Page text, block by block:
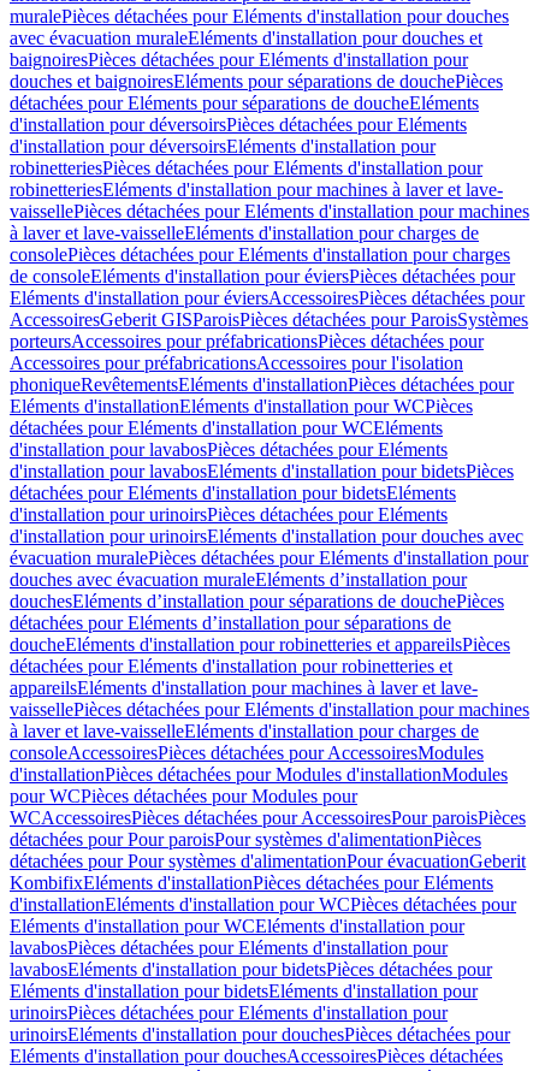
muralePièces détachées pour Eléments d'installation pour douches
avec évacuation muraleEléments d'installation pour douches et
baignoiresPièces détachées pour Eléments d'installation pour
douches et baignoiresEléments pour séparations de douchePièces
détachées pour Eléments pour séparations de doucheEléments
d'installation pour déversoirsPièces détachées pour Eléments
d'installation pour déversoirsEléments d'installation pour
robinetteriesPièces détachées pour Eléments d'installation pour
robinetteriesEléments d'installation pour machines à laver et lave-
vaissellePièces détachées pour Eléments d'installation pour machines
à laver et lave-vaisselleEléments d'installation pour charges de
consolePièces détachées pour Eléments d'installation pour charges
de consoleEléments d'installation pour éviersPièces détachées pour
Eléments d'installation pour éviersAccessoiresPièces détachées pour
AccessoiresGeberit GISParoisPièces détachées pour ParoisSystèmes
porteursAccessoires pour préfabricationsPièces détachées pour
Accessoires pour préfabricationsAccessoires pour l'isolation
phoniqueRevêtementsEléments d'installationPièces détachées pour
Eléments d'installationEléments d'installation pour WCPièces
détachées pour Eléments d'installation pour WCEléments
d'installation pour lavabosPièces détachées pour Eléments
d'installation pour lavabosEléments d'installation pour bidetsPièces
détachées pour Eléments d'installation pour bidetsEléments
d'installation pour urinoirsPièces détachées pour Eléments
d'installation pour urinoirsEléments d'installation pour douches avec
évacuation muralePièces détachées pour Eléments d'installation pour
douches avec évacuation muraleEléments d’installation pour
douchesEléments d’installation pour séparations de douchePièces
détachées pour Eléments d’installation pour séparations de
doucheEléments d'installation pour robinetteries et appareilsPièces
détachées pour Eléments d'installation pour robinetteries et
appareilsEléments d'installation pour machines à laver et lave-
vaissellePièces détachées pour Eléments d'installation pour machines
à laver et lave-vaisselleEléments d'installation pour charges de
consoleAccessoiresPièces détachées pour AccessoiresModules
d'installationPièces détachées pour Modules d'installationModules
pour WCPièces détachées pour Modules pour
WCAccessoiresPièces détachées pour AccessoiresPour paroisPièces
détachées pour Pour paroisPour systèmes d'alimentationPièces
détachées pour Pour systèmes d'alimentationPour évacuationGeberit
KombifixEléments d'installationPièces détachées pour Eléments
d'installationEléments d'installation pour WCPièces détachées pour
Eléments d'installation pour WCEléments d'installation pour
lavabosPièces détachées pour Eléments d'installation pour
lavabosEléments d'installation pour bidetsPièces détachées pour
Eléments d'installation pour bidetsEléments d'installation pour
urinoirsPièces détachées pour Eléments d'installation pour
urinoirsEléments d'installation pour douchesPièces détachées pour
Eléments d'installation pour douchesAccessoiresPièces détachées